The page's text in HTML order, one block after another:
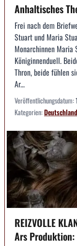
Anhaltisches
Frei nach dem
Stuart und Maria
Monarchinnen Maria
Königinnenduell.
Thron, beide fühlen
Ar...
Veröffentlichungsdatum:
Kategorien:Deutschland
REIZVOLLE
Ars